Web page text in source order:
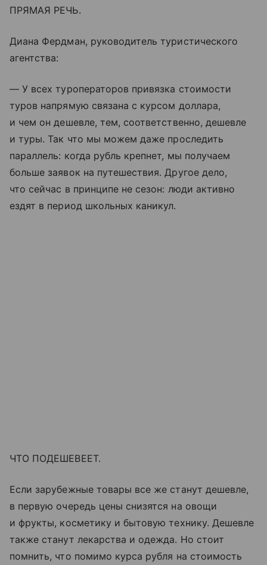
ПРЯМАЯ РЕЧЬ.
Диана Фердман, руководитель туристического
агентства:
— У всех туроператоров привязка стоимости
туров напрямую связана с курсом доллара,
и чем он дешевле, тем, соответственно, дешевле
и туры. Так что мы можем даже проследить
параллель: когда рубль крепнет, мы получаем
больше заявок на путешествия. Другое дело,
что сейчас в принципе не сезон: люди активно
ездят в период школьных каникул.
ЧТО ПОДЕШЕВЕЕТ.
Если зарубежные товары все же станут дешевле,
в первую очередь цены снизятся на овощи
и фрукты, косметику и бытовую технику. Дешевле
также станут лекарства и одежда. Но стоит
помнить, что помимо курса рубля на стоимость